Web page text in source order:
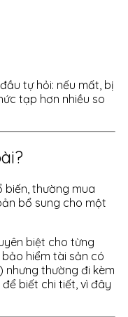
tự hỏi: nếu mất, bị
tạp hơn nhiều so
biến, thường mua
bổ sung cho một
biệt cho từng
hiểm tài sản có
thường đi kèm
biết chi tiết, vì đây